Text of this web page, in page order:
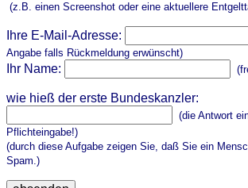
(z.B. einen Screenshot oder eine aktuellere
Ihre E-Mail-Adresse:
Angabe falls Rückmeldung erwünscht)
Ihr Name:
wie hieß der erste Bundeskanzler:
(die Antwort
Pflichteingabe!)
(durch diese Aufgabe zeigen Sie, daß Sie ein
Spam.)